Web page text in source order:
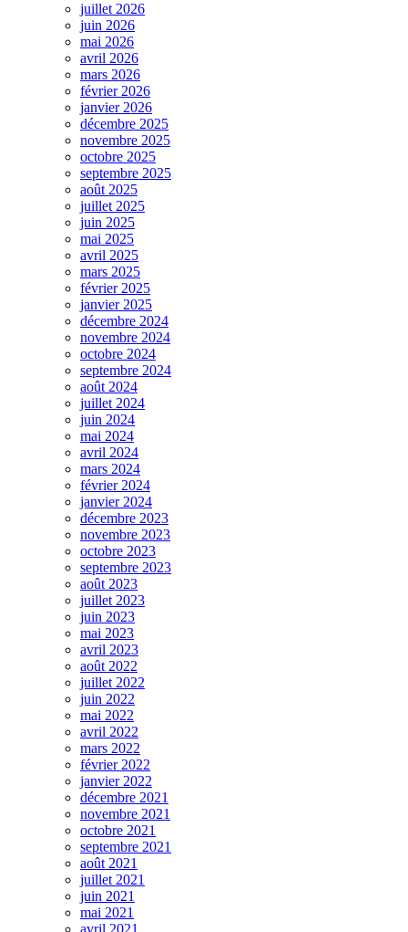
juillet 2026
juin 2026
mai 2026
avril 2026
mars 2026
février 2026
janvier 2026
décembre 2025
novembre 2025
octobre 2025
septembre 2025
août 2025
juillet 2025
juin 2025
mai 2025
avril 2025
mars 2025
février 2025
janvier 2025
décembre 2024
novembre 2024
octobre 2024
septembre 2024
août 2024
juillet 2024
juin 2024
mai 2024
avril 2024
mars 2024
février 2024
janvier 2024
décembre 2023
novembre 2023
octobre 2023
septembre 2023
août 2023
juillet 2023
juin 2023
mai 2023
avril 2023
août 2022
juillet 2022
juin 2022
mai 2022
avril 2022
mars 2022
février 2022
janvier 2022
décembre 2021
novembre 2021
octobre 2021
septembre 2021
août 2021
juillet 2021
juin 2021
mai 2021